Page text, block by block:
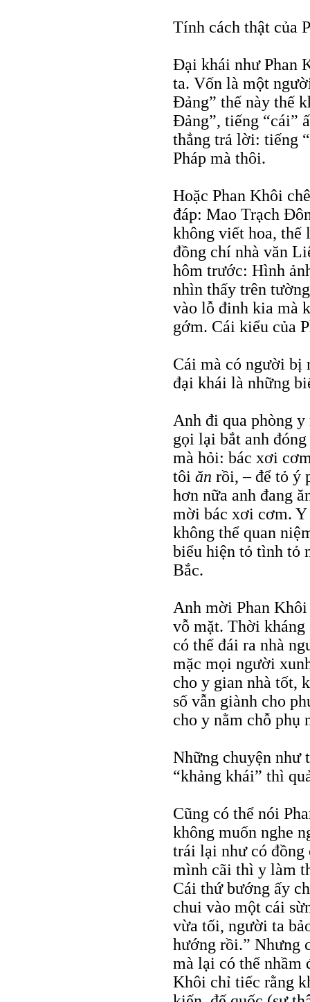
Tính cách thật của
Đại khái như Phan
ta. Vốn là một
Đảng” thế này thế
Đảng”, tiếng “cái”
thẳng trả lời: tiếng
Pháp mà thôi.
Hoặc Phan Khôi
đáp: Mao Trạch
không viết hoa, thế
đồng chí nhà văn
hôm trước: Hình
nhìn thấy trên
vào lỗ đinh kia mà
gớm. Cái kiểu của
Cái mà có người bị
đại khái là những
Anh đi qua phòng y
gọi lại bắt anh
mà hỏi: bác xơi
tôi ăn rồi, – để tỏ ý
hơn nữa anh đang
mời bác xơi cơm. Y
không thể quan
biểu hiện tỏ tình tỏ
Bắc.
Anh mời Phan
vỗ mặt. Thời kháng
có thể đái ra nhà
mặc mọi người
cho y gian nhà tốt,
số vẫn giành cho
cho y nằm chỗ phụ
Những chuyện như
“khảng khái” thì
Cũng có thể nói
không muốn nghe
trái lại như có đồng
mình cãi thì y làm
Cái thứ bướng ấy
chui vào một cái
vừa tối, người ta
hướng rồi.” Nhưng
mà lại có thể nhầm
Khôi chỉ tiếc rằng